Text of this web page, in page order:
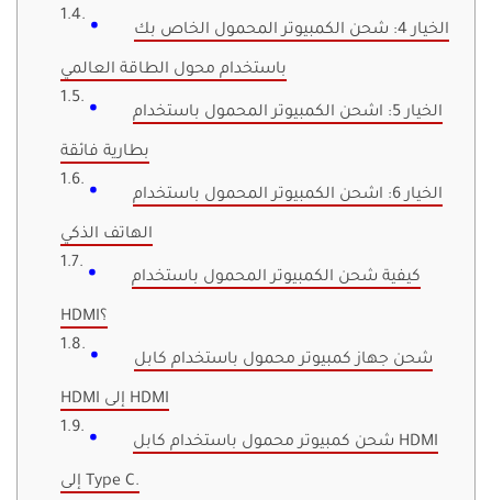
الخيار 4: شحن الكمبيوتر المحمول الخاص بك
باستخدام محول الطاقة العالمي
الخيار 5: اشحن الكمبيوتر المحمول باستخدام
بطارية فائقة
الخيار 6: اشحن الكمبيوتر المحمول باستخدام
الهاتف الذكي
كيفية شحن الكمبيوتر المحمول باستخدام
HDMI؟
شحن جهاز كمبيوتر محمول باستخدام كابل
HDMI إلى HDMI
شحن كمبيوتر محمول باستخدام كابل HDMI
إلى Type C.